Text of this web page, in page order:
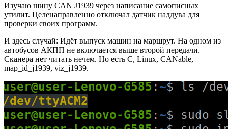
Изучаю шину CAN J1939 через написание самописных
утилит. Целенаправленно отключал датчик наддува для
проверки своих программ.
И здесь случай: Идёт выпуск машин на маршрут. На одном из
автобусов АКПП не включается выше второй передачи.
Сканера нет читать нечем. Но есть C, Linux, CANable,
map_id_j1939, viz_j1939.